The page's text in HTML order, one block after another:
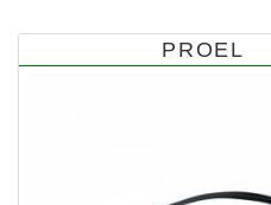
PROEL